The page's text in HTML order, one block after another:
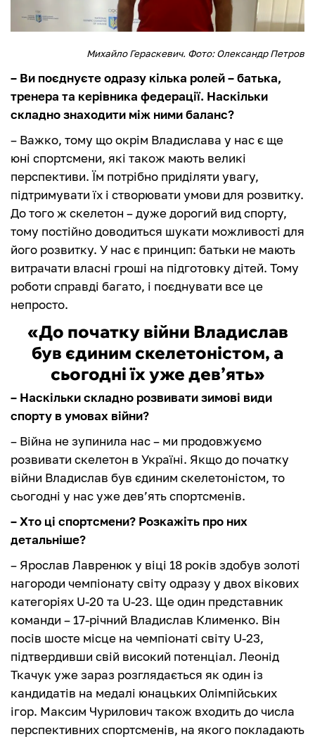
Михайло Гераскевич. Фото: Олександр Петров
– Ви поєднуєте одразу кілька ролей – батька,
тренера та керівника федерації. Наскільки
складно знаходити між ними баланс?
– Важко, тому що окрім Владислава у нас є ще
юні спортсмени, які також мають великі
перспективи. Їм потрібно приділяти увагу,
підтримувати їх і створювати умови для розвитку.
До того ж скелетон – дуже дорогий вид спорту,
тому постійно доводиться шукати можливості для
його розвитку. У нас є принцип: батьки не мають
витрачати власні гроші на підготовку дітей. Тому
роботи справді багато, і поєднувати все це
непросто.
«До початку війни Владислав
був єдиним скелетоністом, а
сьогодні їх уже дев’ять»
– Наскільки складно розвивати зимові види
спорту в умовах війни?
– Війна не зупинила нас – ми продовжуємо
розвивати скелетон в Україні. Якщо до початку
війни Владислав був єдиним скелетоністом, то
сьогодні у нас уже дев’ять спортсменів.
– Хто ці спортсмени? Розкажіть про них
детальніше?
– Ярослав Лавренюк у віці 18 років здобув золоті
нагороди чемпіонату світу одразу у двох вікових
категоріях U-20 та U-23. Ще один представник
команди – 17-річний Владислав Клименко. Він
посів шосте місце на чемпіонаті світу U-23,
підтвердивши свій високий потенціал. Леонід
Ткачук уже зараз розглядається як один із
кандидатів на медалі юнацьких Олімпійських
ігор. Максим Чурилович також входить до числа
перспективних спортсменів, на якого покладають